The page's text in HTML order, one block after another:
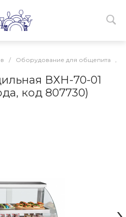
/ Оборудование для общепита /
ВХН-70-01
код 807730)